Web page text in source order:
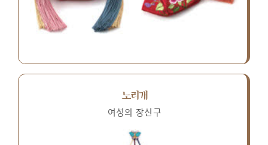
노리개
여성의 장신구